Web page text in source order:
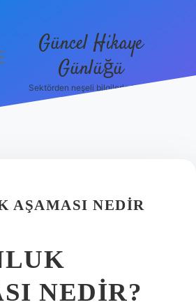
Güncel Hikaye
Günlüğü
Sektörden neşeli bilgilerle tanış!
AŞAMASI NEDIR
NEDIR?